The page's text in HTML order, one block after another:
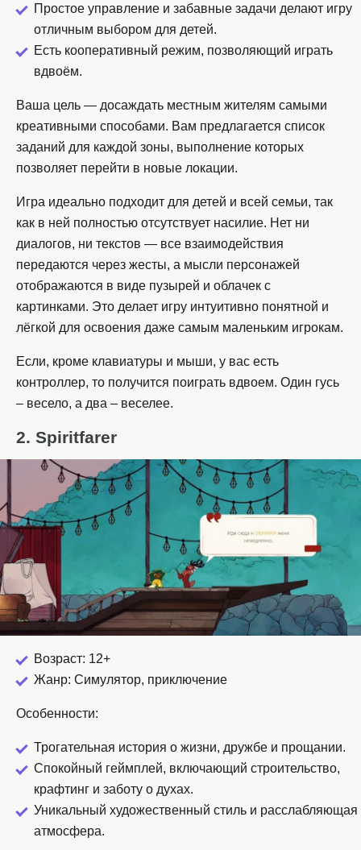
Простое управление и забавные задачи делают игру
отличным выбором для детей.
Есть кооперативный режим, позволяющий играть
вдвоём.
Ваша цель — досаждать местным жителям самыми
креативными способами. Вам предлагается список
заданий для каждой зоны, выполнение которых
позволяет перейти в новые локации.
Игра идеально подходит для детей и всей семьи, так
как в ней полностью отсутствует насилие. Нет ни
диалогов, ни текстов — все взаимодействия
передаются через жесты, а мысли персонажей
отображаются в виде пузырей и облачек с
картинками. Это делает игру интуитивно понятной и
лёгкой для освоения даже самым маленьким игрокам.
Если, кроме клавиатуры и мыши, у вас есть
контроллер, то получится поиграть вдвоем. Один гусь
– весело, а два – веселее.
2. Spiritfarer
Возраст: 12+
Жанр: Симулятор, приключение
Особенности:
Трогательная история о жизни, дружбе и прощании.
Спокойный геймплей, включающий строительство,
крафтинг и заботу о духах.
Уникальный художественный стиль и расслабляющая
атмосфера.